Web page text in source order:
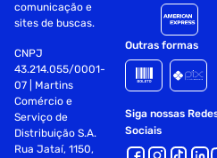
comunicação e
sites de buscas.
CNPJ
43.214.055/0001-
07 | Martins
Comércio e
Serviço de
Distribuição S.A.
Rua Jataí, 1150,
Outras formas
Siga nossas
Sociais